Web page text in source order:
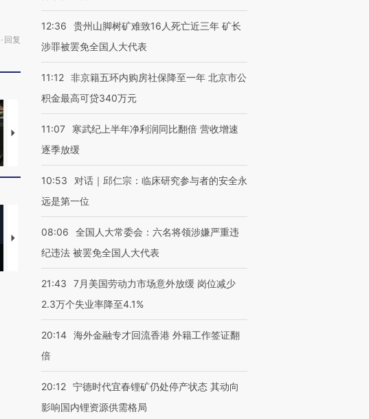
· 回复
马航飞行员跨国走私7万
粒摇头丸 尿检体内含3种
视线｜被称为“蟑螂”的印
视线｜“入侵”还是“人道危
【推广】走进第四届链博
会，让数智科技“链”接产
【特别呈现】寻找100种
【商旅对话】华住集团
12:36
贵州山脚树矿难致16人死亡近三年 矿长
涉罪被罢免全国人大代表
11:12 非京籍五环内购房社保降至一年 北京市公
积金最高可贷340万元
11:07
寒武纪上半年净利润同比翻倍 营收增速
逐季放缓
10:53
对话｜邱仁宗：临床研究参与者的安全永
远是第一位
08:06
全国人大常委会：六名将领涉嫌严重违
纪违法 被罢免全国人大代表
21:43
7月美国劳动力市场意外放缓 岗位减少
2.3万个失业率降至4.1%
20:14 海外金融专才回流香港 外籍工作签证翻
倍
20:12 宁德时代宜春锂矿仍处停产状态 其动向
影响国内锂资源供需格局